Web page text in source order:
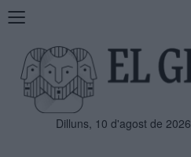
Mostra
navegació
Dilluns, 10 d'agost de 2026